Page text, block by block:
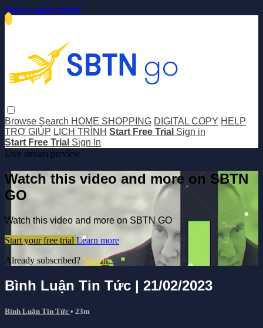
Skip to main content
Browse Search HOME SHOPPING DIGITAL COPY HELP
TRỢ GIÚP LỊCH TRÌNH Start Free Trial Sign in
Start Free Trial Sign In
Live stream preview
Watch this video and more on SBTN
GO
Watch this video and more on SBTN GO
Start your free trial Learn more
Already subscribed? Sign in
Bình Luận Tin Tức | 21/02/2023
Bình Luận Tin Tức • 23m